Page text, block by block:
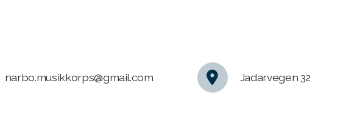
narbo.musikkorps@gmail.com Jadarvegen 32